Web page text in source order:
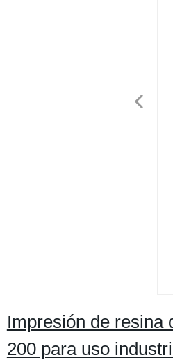
Impresión de resina
200 para uso